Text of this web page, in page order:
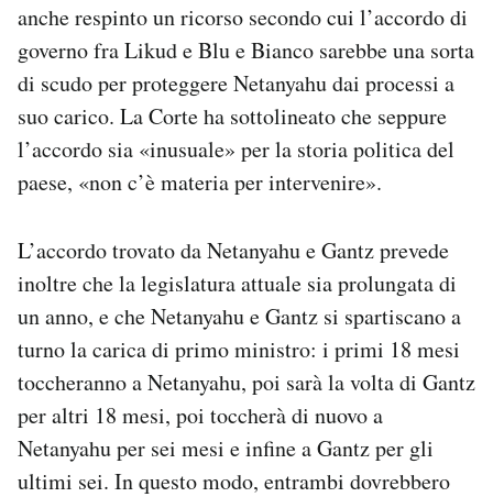
anche respinto un ricorso secondo cui l’accordo di
governo fra Likud e Blu e Bianco sarebbe una sorta
di scudo per proteggere Netanyahu dai processi a
suo carico. La Corte ha sottolineato che seppure
l’accordo sia «inusuale» per la storia politica del
paese, «non c’è materia per intervenire».
L’accordo trovato da Netanyahu e Gantz prevede
inoltre che la legislatura attuale sia prolungata di
un anno, e che Netanyahu e Gantz si spartiscano a
turno la carica di primo ministro: i primi 18 mesi
toccheranno a Netanyahu, poi sarà la volta di Gantz
per altri 18 mesi, poi toccherà di nuovo a
Netanyahu per sei mesi e infine a Gantz per gli
ultimi sei. In questo modo, entrambi dovrebbero